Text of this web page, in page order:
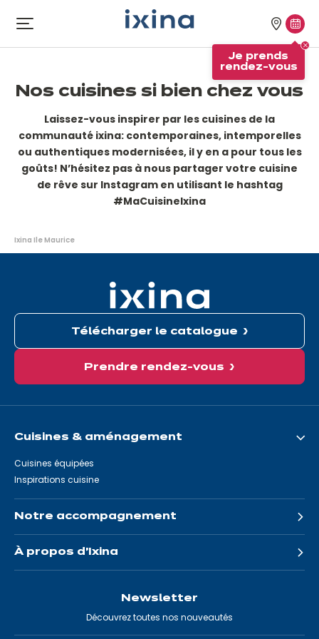
Aller au contenu principal
Ouvrir
le
NosJe
vous
Je prends
rendez-vous
Nos cuisines si bien chez vous
Laissez-vous inspirer par les cuisines de la
communauté ixina: contemporaines, intemporelles
ou authentiques modernisées, il y en a pour tous les
goûts! N’hésitez pas à nous partager votre cuisine
de rêve sur Instagram en utilisant le hashtag
#MaCuisineIxina
Vous
êtes
Ixina Ile Maurice
Télécharger le catalogue
Prendre rendez-vous
Cuisines & aménagement
Cuisines équipées
Inspirations cuisine
Notre accompagnement
À propos d'Ixina
Newsletter
Découvrez toutes nos nouveautés